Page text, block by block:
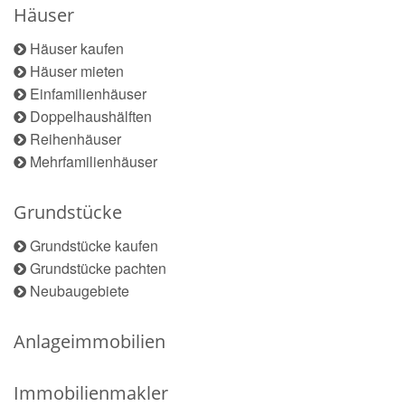
Häuser
Häuser kaufen
Häuser mieten
Einfamilienhäuser
Doppelhaushälften
Reihenhäuser
Mehrfamilienhäuser
Grundstücke
Grundstücke kaufen
Grundstücke pachten
Neubaugebiete
Anlageimmobilien
Immobilienmakler